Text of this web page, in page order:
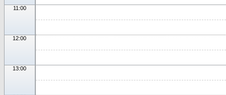
11:00
12:00
13:00